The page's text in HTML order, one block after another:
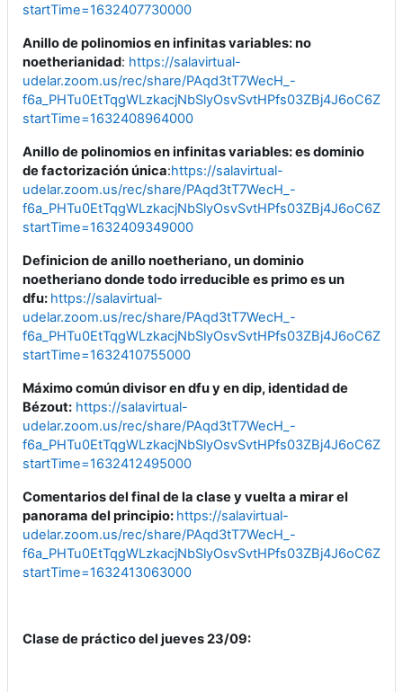
startTime=1632407730000
Anillo de polinomios en infinitas variables: no
noetherianidad: https://salavirtual-
udelar.zoom.us/rec/share/PAqd3tT7WecH_-
startTime=1632408964000
Anillo de polinomios en infinitas variables: es dominio
de factorización única:https://salavirtual-
udelar.zoom.us/rec/share/PAqd3tT7WecH_-
startTime=1632409349000
Definicion de anillo noetheriano, un dominio
noetheriano donde todo irreducible es primo es un
dfu: https://salavirtual-
udelar.zoom.us/rec/share/PAqd3tT7WecH_-
startTime=1632410755000
Máximo común divisor en dfu y en dip, identidad de
Bézout: https://salavirtual-
udelar.zoom.us/rec/share/PAqd3tT7WecH_-
startTime=1632412495000
Comentarios del final de la clase y vuelta a mirar el
panorama del principio: https://salavirtual-
udelar.zoom.us/rec/share/PAqd3tT7WecH_-
startTime=1632413063000
Clase de práctico del jueves 23/09: